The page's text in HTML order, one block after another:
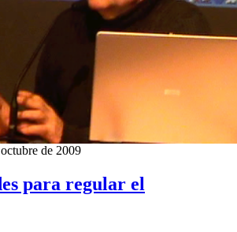
de 2009
para regular el